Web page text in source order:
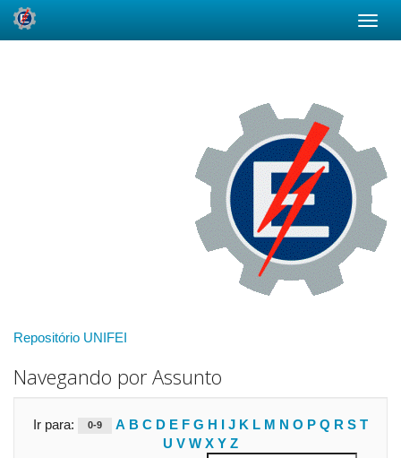
Repositório UNIFEI
Navegando por Assunto
Ir para: 0-9 A B C D E F G H I J K L M N O P Q R S T
U V W X Y Z